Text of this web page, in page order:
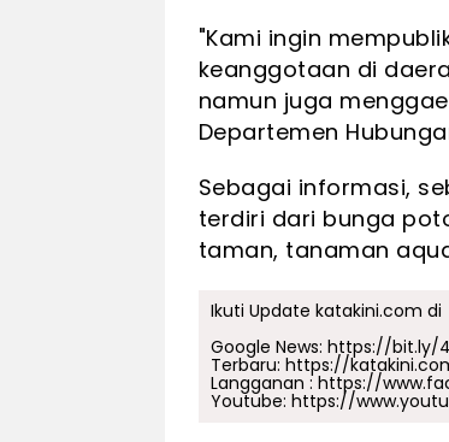
"Kami ingin
keanggotaan di
namun juga
Departemen
Sebagai informasi,
terdiri dari bunga
taman, tanaman
Ikuti Update katakini.com di
Google News: https://bit.ly/
Terbaru: https://
Langganan : https://
Youtube: https://